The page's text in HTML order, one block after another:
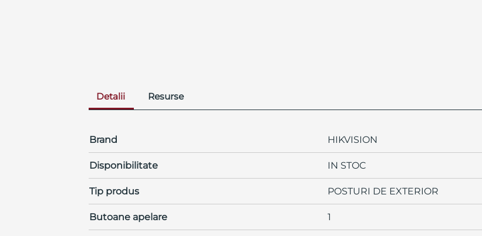
Detalii Resurse
Brand HIKVISION
Disponibilitate IN STOC
Tip produs POSTURI DE EXTERIOR
Butoane apelare 1